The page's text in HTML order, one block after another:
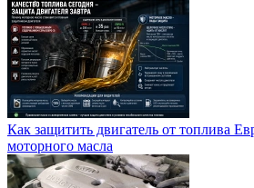
Как защитить двигатель от топлива
моторного масла